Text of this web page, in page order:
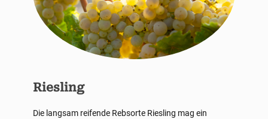
Riesling
Die langsam reifende Rebsorte Riesling mag ein